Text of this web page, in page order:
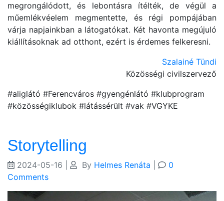
megrongálódott, és lebontásra ítélték, de végül a
műemlékvéelem megmentette, és régi pompájában
várja napjainkban a látogatókat. Két havonta megújuló
kiállításoknak ad otthont, ezért is érdemes felkeresni.
Szalainé Tündi
Közösségi civilszervező
#aliglátó #Ferencváros #gyengénlátó #klubprogram
#közösségiklubok #látássérült #vak #VGYKE
Storytelling
2024-05-16 By Helmes Renáta
0
Comments